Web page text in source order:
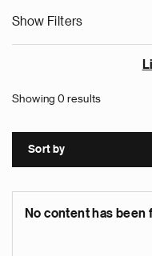
Show Filters
Showing 0 results
Sort by
No content has been